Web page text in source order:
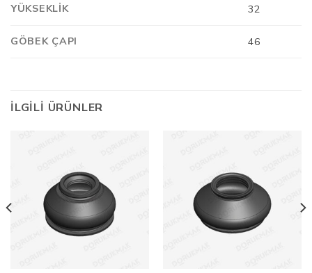
YÜKSEKLIK 32
GÖBEK ÇAPI 46
İLGILI ÜRÜNLER